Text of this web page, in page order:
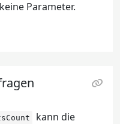
Parameter.
kann die